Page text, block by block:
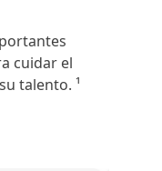
cuidar el
talento. ¹